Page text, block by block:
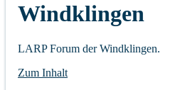
Windklingen
LARP Forum der Windklingen.
Zum Inhalt